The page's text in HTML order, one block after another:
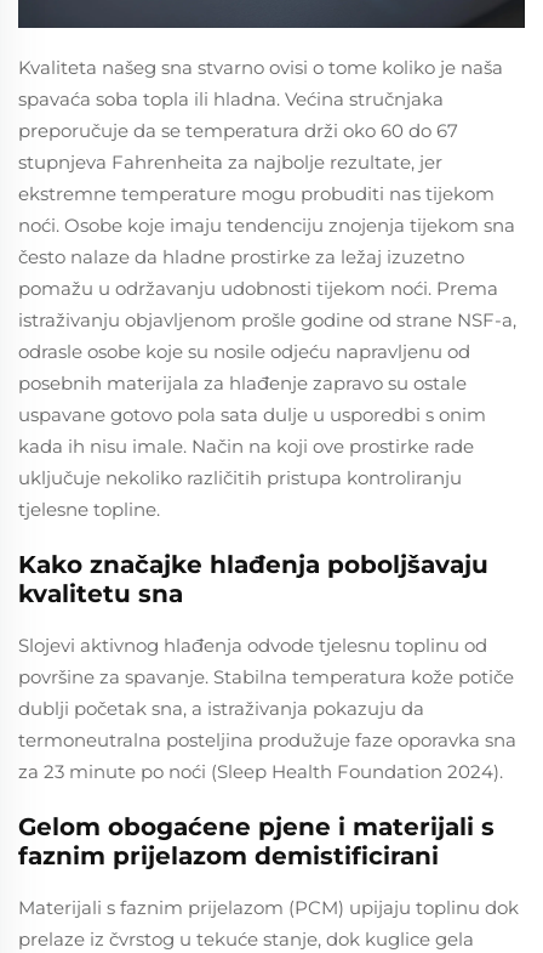
Kvaliteta našeg sna stvarno ovisi o tome koliko je naša
spavaća soba topla ili hladna. Većina stručnjaka
preporučuje da se temperatura drži oko 60 do 67
stupnjeva Fahrenheita za najbolje rezultate, jer
ekstremne temperature mogu probuditi nas tijekom
noći. Osobe koje imaju tendenciju znojenja tijekom sna
često nalaze da hladne prostirke za ležaj izuzetno
pomažu u održavanju udobnosti tijekom noći. Prema
istraživanju objavljenom prošle godine od strane NSF-a,
odrasle osobe koje su nosile odjeću napravljenu od
posebnih materijala za hlađenje zapravo su ostale
uspavane gotovo pola sata dulje u usporedbi s onim
kada ih nisu imale. Način na koji ove prostirke rade
uključuje nekoliko različitih pristupa kontroliranju
tjelesne topline.
Kako značajke hlađenja poboljšavaju
kvalitetu sna
Slojevi aktivnog hlađenja odvode tjelesnu toplinu od
površine za spavanje. Stabilna temperatura kože potiče
dublji početak sna, a istraživanja pokazuju da
termoneutralna posteljina produžuje faze oporavka sna
za 23 minute po noći (Sleep Health Foundation 2024).
Gelom obogaćene pjenе i materijali s
faznim prijelazom demistificirani
Materijali s faznim prijelazom (PCM) upijaju toplinu dok
prelaze iz čvrstog u tekuće stanje, dok kuglice gela